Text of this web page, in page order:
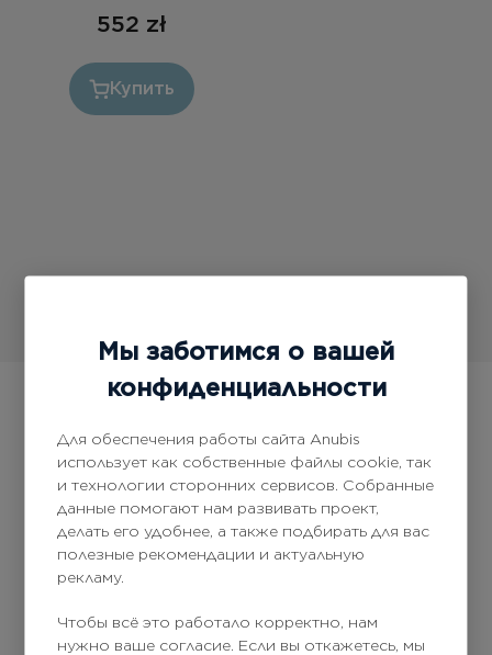
с Ретинолом и Dmae
552 zł
Купить
Получи скидку на первый заказ
Мы заботимся о вашей
конфиденциальности
Для обеспечения работы сайта Anubis
использует как собственные файлы cookie, так
и технологии сторонних сервисов. Собранные
данные помогают нам развивать проект,
делать его удобнее, а также подбирать для вас
полезные рекомендации и актуальную
рекламу.
Чтобы всё это работало корректно, нам
нужно ваше согласие. Если вы откажетесь, мы